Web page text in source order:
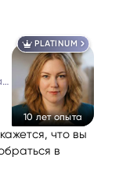
PLATINUM
10 лет опыта
Таролог, рунолог, психолог, расстановщик
что вы
в